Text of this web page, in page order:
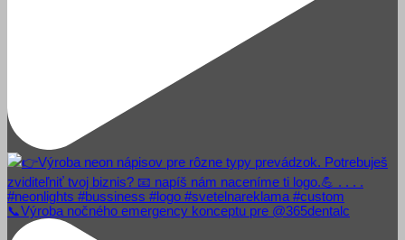
📞Výroba nočného emergency konceptu pre @365dentalc